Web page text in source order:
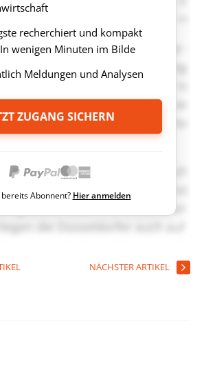
recherchiert und kompakt
wenigen Minuten im Bilde
Meldungen und Analysen
ZUGANG SICHERN
Abonnent? Hier anmelden
NÄCHSTER ARTIKEL